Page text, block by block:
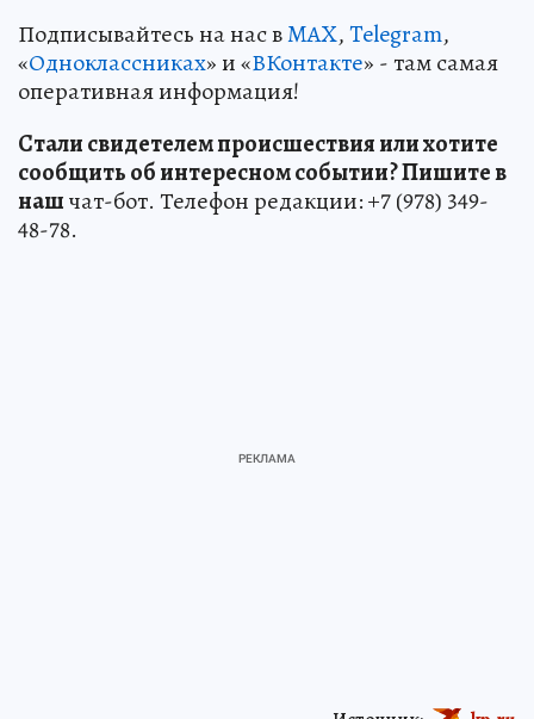
Подписывайтесь на нас вMAX,Telegram,
«Одноклассниках» и «ВКонтакте» - там самая
оперативная информация!
Стали свидетелем происшествия или хотите
сообщить об интересном событии? Пишите в
нашчат-бот. Телефон редакции: +7 (978) 349-
48-78.